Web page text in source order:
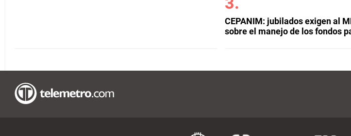
CEPANIM: jubilados exigen al
sobre el manejo de los fondos